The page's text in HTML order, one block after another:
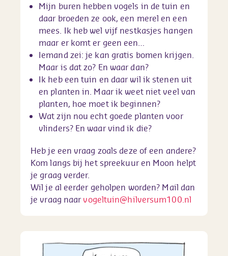
Mijn buren hebben vogels in de tuin en
daar broeden ze ook, een merel en een
mees. Ik heb wel vijf nestkasjes hangen
maar er komt er geen een…
Iemand zei: je kan gratis bomen krijgen.
Maar is dat zo? En waar dan?
Ik heb een tuin en daar wil ik stenen uit
en planten in. Maar ik weet niet veel van
planten, hoe moet ik beginnen?
Wat zijn nou echt goede planten voor
vlinders? En waar vind ik die?
Heb je een vraag zoals deze of een andere?
Kom langs bij het spreekuur en Moon helpt
je graag verder.
Wil je al eerder geholpen worden? Mail dan
je vraag naarvogeltuin@hilversum100.nl